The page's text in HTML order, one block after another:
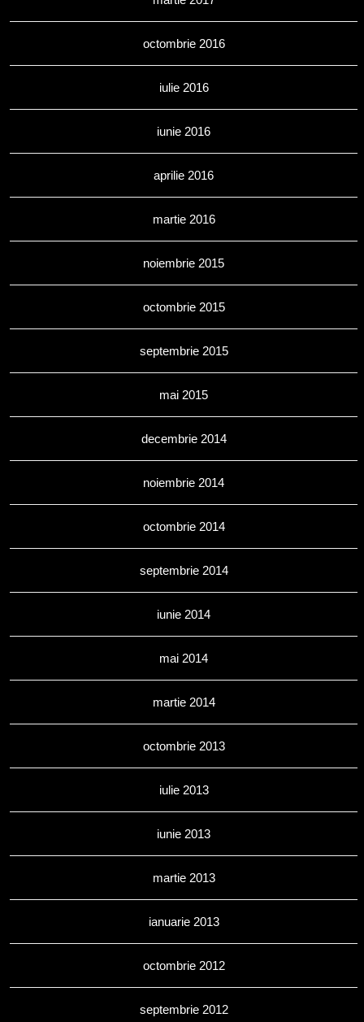
octombrie 2016
iulie 2016
iunie 2016
aprilie 2016
martie 2016
noiembrie 2015
octombrie 2015
septembrie 2015
mai 2015
decembrie 2014
noiembrie 2014
octombrie 2014
septembrie 2014
iunie 2014
mai 2014
martie 2014
octombrie 2013
iulie 2013
iunie 2013
martie 2013
ianuarie 2013
octombrie 2012
septembrie 2012